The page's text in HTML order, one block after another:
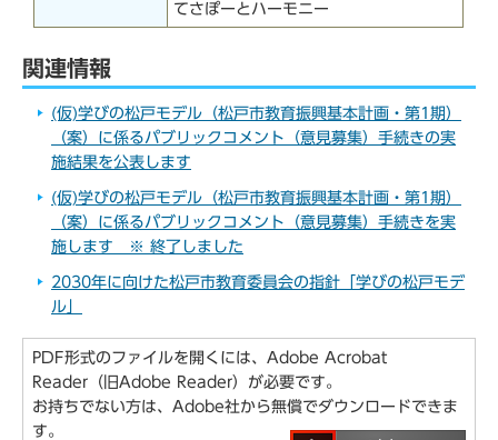
てさぽーとハーモニー
関連情報
(仮)学びの松戸モデル（松戸市教育振興基本計画・第1期）
（案）に係るパブリックコメント（意見募集）手続きの実
施結果を公表します
(仮)学びの松戸モデル（松戸市教育振興基本計画・第1期）
（案）に係るパブリックコメント（意見募集）手続きを実
施します ※ 終了しました
2030年に向けた松戸市教育委員会の指針「学びの松戸モデ
ル」
PDF形式のファイルを開くには、Adobe Acrobat
Reader（旧Adobe Reader）が必要です。
お持ちでない方は、Adobe社から無償でダウンロードできま
す。